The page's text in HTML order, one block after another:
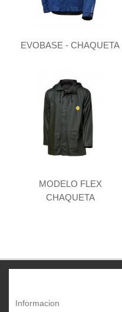
EVOBASE - CHAQUETA
MODELO FLEX
CHAQUETA
Informacion